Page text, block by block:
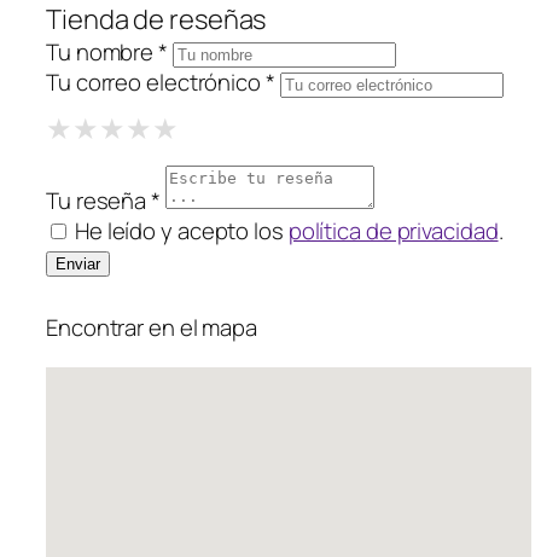
Tienda de reseñas
Tu nombre *
Tu correo electrónico *
★1 Star
★★2 Stars
★★★3 Stars
★★★★4 Stars
★★★★★
Tu reseña *
He leído y acepto los política de privacidad.
Encontrar en el mapa